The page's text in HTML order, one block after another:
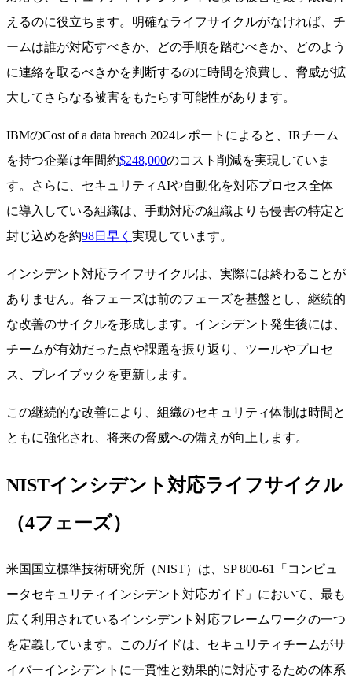
えるのに役立ちます。明確なライフサイクルがなければ、チ
ームは誰が対応すべきか、どの手順を踏むべきか、どのよう
に連絡を取るべきかを判断するのに時間を浪費し、脅威が拡
大してさらなる被害をもたらす可能性があります。
IBMのCost of a data breach 2024レポートによると、IRチーム
を持つ企業は年間約$248,000のコスト削減を実現していま
す。さらに、セキュリティAIや自動化を対応プロセス全体
に導入している組織は、手動対応の組織よりも侵害の特定と
封じ込めを約98日早く 実現しています。
インシデント対応ライフサイクルは、実際には終わることが
ありません。各フェーズは前のフェーズを基盤とし、継続的
な改善のサイクルを形成します。インシデント発生後には、
チームが有効だった点や課題を振り返り、ツールやプロセ
ス、プレイブックを更新します。
この継続的な改善により、組織のセキュリティ体制は時間と
ともに強化され、将来の脅威への備えが向上します。
NISTインシデント対応ライフサイクル
（4フェーズ）
米国国立標準技術研究所（NIST）は、SP 800-61「コンピュ
ータセキュリティインシデント対応ガイド」において、最も
広く利用されているインシデント対応フレームワークの一つ
を定義しています。このガイドは、セキュリティチームがサ
イバーインシデントに一貫性と効果的に対応するための体系